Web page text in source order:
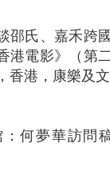
邵氏、嘉禾跨
港電影》（第
香港，康樂及
何夢華訪問